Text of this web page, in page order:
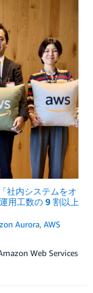
社内システムをオ
用工数の 9 割以上
Aurora, AWS
Web Services